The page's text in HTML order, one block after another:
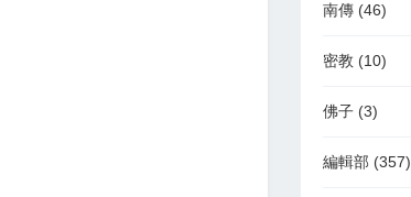
南傳 (46)
密教 (10)
佛子 (3)
編輯部 (357)